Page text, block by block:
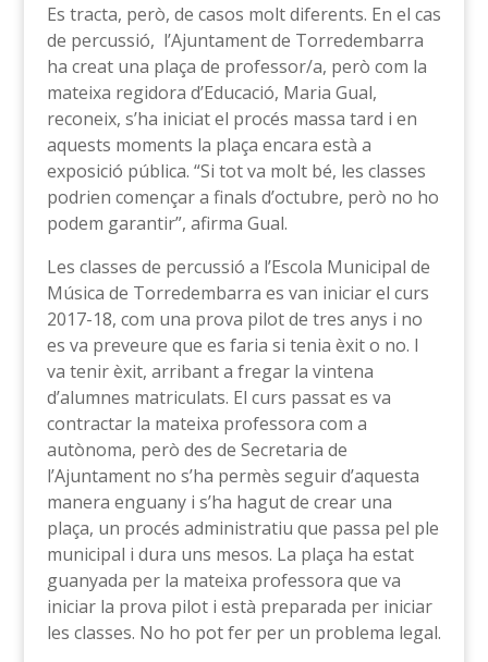
Es tracta, però, de casos molt diferents. En el cas
de percussió, l’Ajuntament de Torredembarra
ha creat una plaça de professor/a, però com la
mateixa regidora d’Educació, Maria Gual,
reconeix, s’ha iniciat el procés massa tard i en
aquests moments la plaça encara està a
exposició pública. “Si tot va molt bé, les classes
podrien començar a finals d’octubre, però no ho
podem garantir”, afirma Gual.
Les classes de percussió a l’Escola Municipal de
Música de Torredembarra es van iniciar el curs
2017-18, com una prova pilot de tres anys i no
es va preveure que es faria si tenia èxit o no. I
va tenir èxit, arribant a fregar la vintena
d’alumnes matriculats. El curs passat es va
contractar la mateixa professora com a
autònoma, però des de Secretaria de
l’Ajuntament no s’ha permès seguir d’aquesta
manera enguany i s’ha hagut de crear una
plaça, un procés administratiu que passa pel ple
municipal i dura uns mesos. La plaça ha estat
guanyada per la mateixa professora que va
iniciar la prova pilot i està preparada per iniciar
les classes. No ho pot fer per un problema legal.